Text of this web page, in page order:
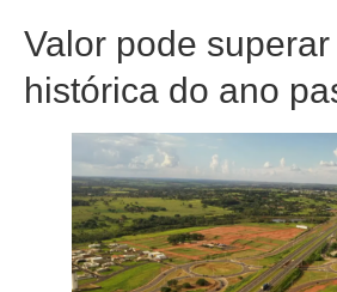
Valor pode
histórica do ano